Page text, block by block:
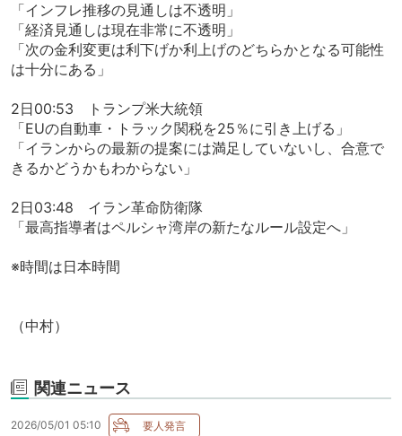
「インフレ推移の見通しは不透明」
「経済見通しは現在非常に不透明」
「次の金利変更は利下げか利上げのどちらかとなる可能性
は十分にある」
2日00:53 トランプ米大統領
「EUの自動車・トラック関税を25％に引き上げる」
「イランからの最新の提案には満足していないし、合意で
きるかどうかもわからない」
2日03:48 イラン革命防衛隊
「最高指導者はペルシャ湾岸の新たなルール設定へ」
※時間は日本時間
（中村）
関連ニュース
2026/05/01 05:10